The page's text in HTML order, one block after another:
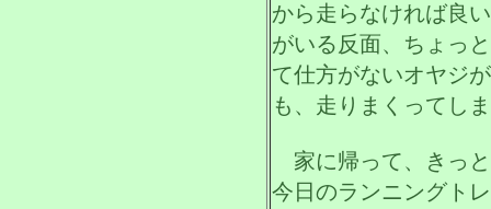
から走らなければ良
がいる反面、ちょっ
て仕方がないオヤジ
も、走りまくってし
家に帰って、きっ
今日のランニングト